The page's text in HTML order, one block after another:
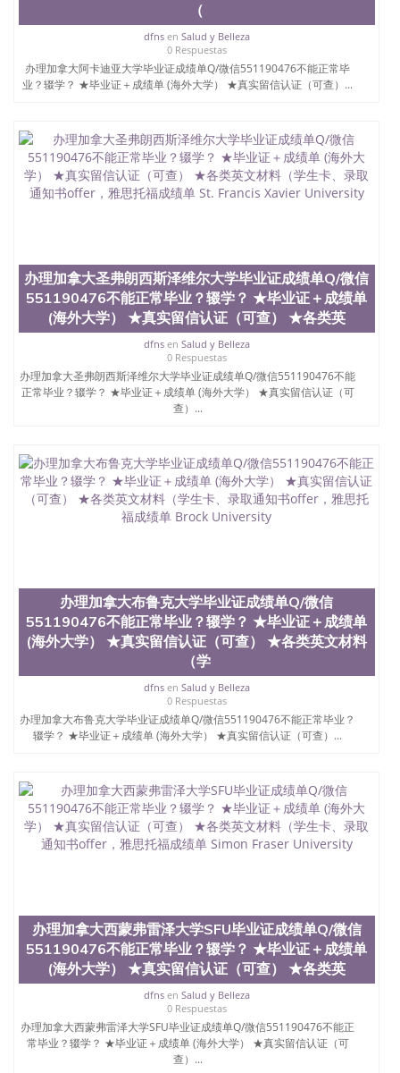
（
dfnsen Salud y Belleza
0 Respuestas
办理加拿大阿卡迪亚大学毕业证成绩单Q/微信551190476不能正常毕
业？辍学？ ★毕业证＋成绩单 (海外大学） ★真实留信认证（可查）...
办理加拿大圣弗朗西斯泽维尔大学毕业证成绩单Q/微信
551190476不能正常毕业？辍学？ ★毕业证＋成绩单
(海外大学） ★真实留信认证（可查） ★各类英
dfnsen Salud y Belleza
0 Respuestas
办理加拿大圣弗朗西斯泽维尔大学毕业证成绩单Q/微信551190476不能
正常毕业？辍学？ ★毕业证＋成绩单 (海外大学） ★真实留信认证（可
查）...
办理加拿大布鲁克大学毕业证成绩单Q/微信
551190476不能正常毕业？辍学？ ★毕业证＋成绩单
(海外大学） ★真实留信认证（可查） ★各类英文材料
（学
dfnsen Salud y Belleza
0 Respuestas
办理加拿大布鲁克大学毕业证成绩单Q/微信551190476不能正常毕业？
辍学？ ★毕业证＋成绩单 (海外大学） ★真实留信认证（可查）...
办理加拿大西蒙弗雷泽大学SFU毕业证成绩单Q/微信
551190476不能正常毕业？辍学？ ★毕业证＋成绩单
(海外大学） ★真实留信认证（可查） ★各类英
dfnsen Salud y Belleza
0 Respuestas
办理加拿大西蒙弗雷泽大学SFU毕业证成绩单Q/微信551190476不能正
常毕业？辍学？ ★毕业证＋成绩单 (海外大学） ★真实留信认证（可
查）...